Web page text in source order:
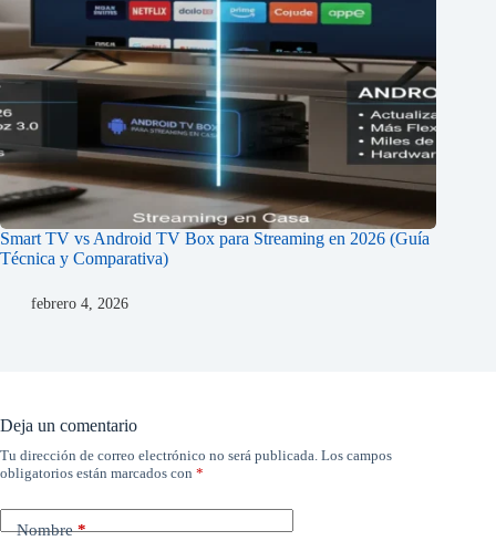
Smart TV vs Android TV Box para Streaming en 2026 (Guía
Técnica y Comparativa)
febrero 4, 2026
Deja un comentario
Tu dirección de correo electrónico no será publicada. Los campos
obligatorios están marcados con *
Nombre*